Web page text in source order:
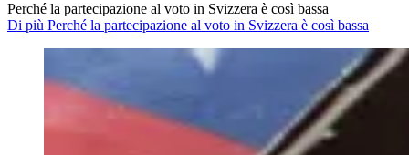
Perché la partecipazione al voto in Svizzera è così bassa
Di più Perché la partecipazione al voto in Svizzera è così bassa